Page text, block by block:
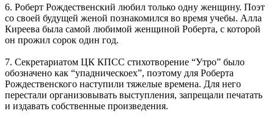
6. Роберт Рождественский любил только одну женщину. Поэт
со своей будущей женой познакомился во время учебы. Алла
Киреева была самой любимой женщиной Роберта, с которой
он прожил сорок один год.
7. Секретариатом ЦК КПСС стихотворение “Утро” было
обозначено как “упадническоех”, поэтому для Роберта
Рождественского наступили тяжелые времена. Для него
перестали организовывать выступления, запрещали печатать
и издавать собственные произведения.